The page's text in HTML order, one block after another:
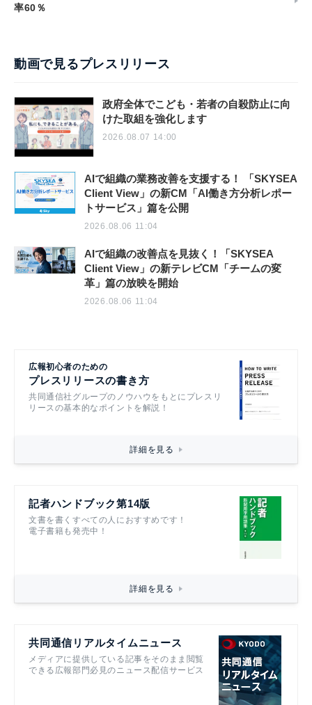
率60％
動画で見るプレスリリース
政府全体でこども・若者の自殺防止に向
けた取組を強化します
2026.08.07 14:00
AIで組織の業務改善を支援する！ 「SKYSEA
Client View」の新CM「AI働き方分析レポー
トサービス」篇を公開
2026.08.06 11:04
AIで組織の改善点を見抜く！「SKYSEA
Client View」の新テレビCM「チームの変
革」篇の放映を開始
2026.08.06 11:04
広報初心者のための
プレスリリースの書き方
共同通信社グループのノウハウをもとにプレスリ
リースの基本的なポイントを解説！
詳細を見る
記者ハンドブック第14版
文書を書くすべての人におすすめです！
電子書籍も発売中！
詳細を見る
共同通信リアルタイムニュース
メディアに提供している記事をそのまま閲覧
できる広報部門必見のニュース配信サービス